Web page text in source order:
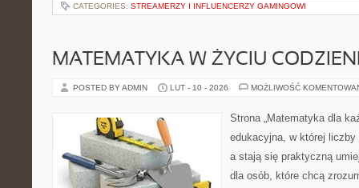
CATEGORIES: STREAMERZY I INFLUENCERZY GAMINGOWI
MATEMATYKA W ŻYCIU
POSTED BY ADMIN LUT - 10 - 2026 MOŻLIWOŚĆ
Strona „Matematyka dla
edukacyjna, w której
a stają się praktyczną
dla osób, które chcą